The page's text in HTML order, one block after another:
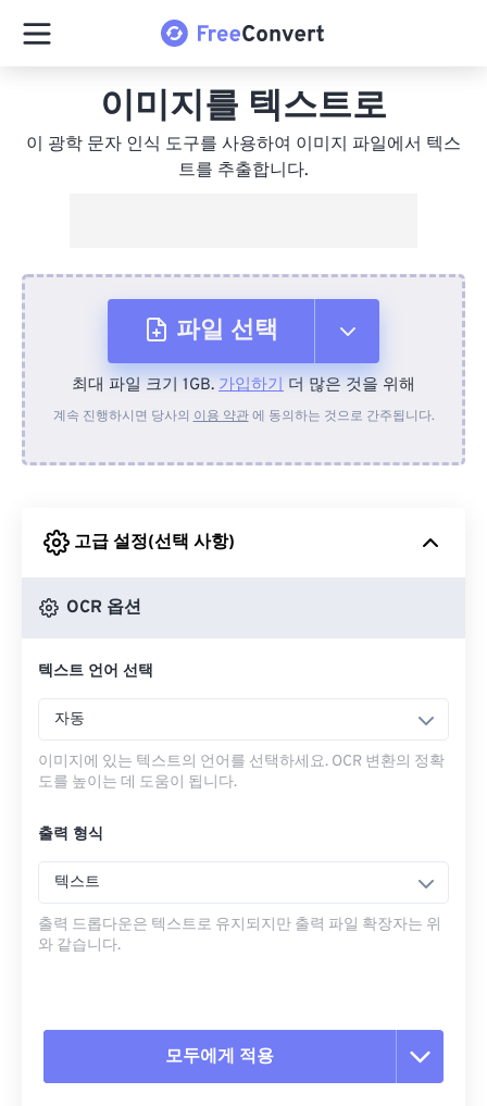
이미지를 텍스트로
이 광학 문자 인식 도구를 사용하여 이미지 파일에서 텍스
트를 추출합니다.
파일 선택
장치에서
Google 드라이브에서
최대 파일 크기 1GB. 가입하기 더 많은 것을 위해
계속 진행하시면 당사의 이용 약관에 동의하는 것으로 간주됩니다.
고급 설정(선택 사항)
OCR 옵션
텍스트 언어 선택
자동
이미지에 있는 텍스트의 언어를 선택하세요. OCR 변환의 정확
도를 높이는 데 도움이 됩니다.
출력 형식
텍스트
출력 드롭다운은 텍스트로 유지되지만 출력 파일 확장자는 위
와 같습니다.
모두에게 적용